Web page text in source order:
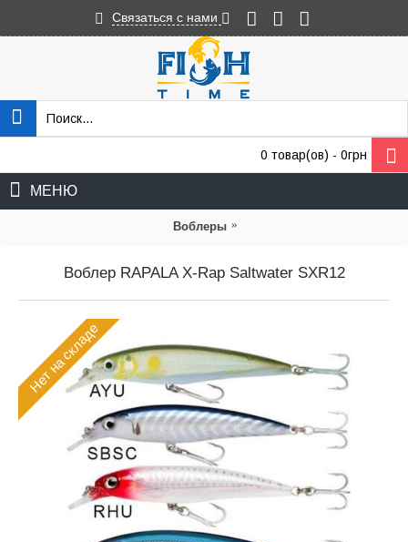
Связаться с нами
0 товар(ов) - 0грн
МЕНЮ
Воблеры
Воблер RAPALA X-Rap Saltwater SXR12
Нет на складе